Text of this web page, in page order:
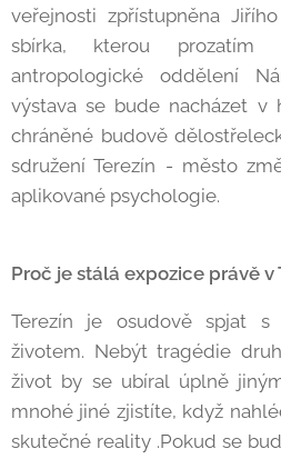
veřejnosti zpřístupněna
sbírka, kterou prozatím
antropologické oddělení
výstava se bude nacházet v
chráněné budově
sdružení Terezín - město
aplikované psychologie.
Proč je stálá expozice právě v
Terezín je osudově spjat
životem. Nebýt tragédie
život by se ubíral úplně
mnohé jiné zjistíte, když
skutečné reality .Pokud se